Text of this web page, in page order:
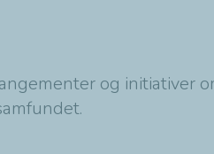
og initiativer